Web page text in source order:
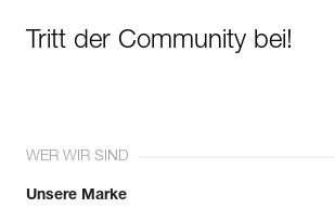
Tritt der Community bei!
WER WIR SIND
Unsere Marke